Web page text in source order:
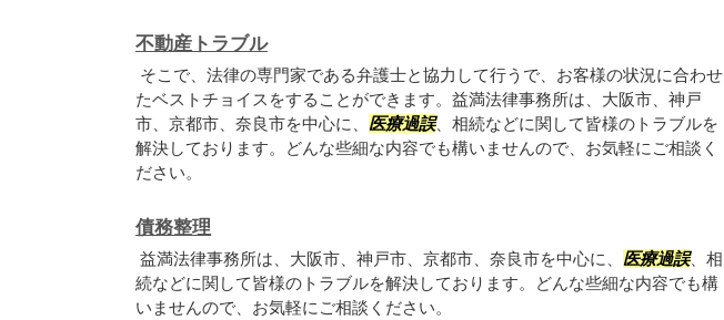
不動産トラブル
そこで、法律の専門家である弁護士と協力して行うで、お客様の状況に合わせ
たベストチョイスをすることができます。益満法律事務所は、大阪市、神戸
市、京都市、奈良市を中心に、 医療過誤、相続などに関して皆様のトラブルを
解決しております。どんな些細な内容でも構いませんので、お気軽にご相談く
ださい。
債務整理
益満法律事務所は、大阪市、神戸市、京都市、奈良市を中心に、 医療過誤、相
続などに関して皆様のトラブルを解決しております。どんな些細な内容でも構
いませんので、お気軽にご相談ください。